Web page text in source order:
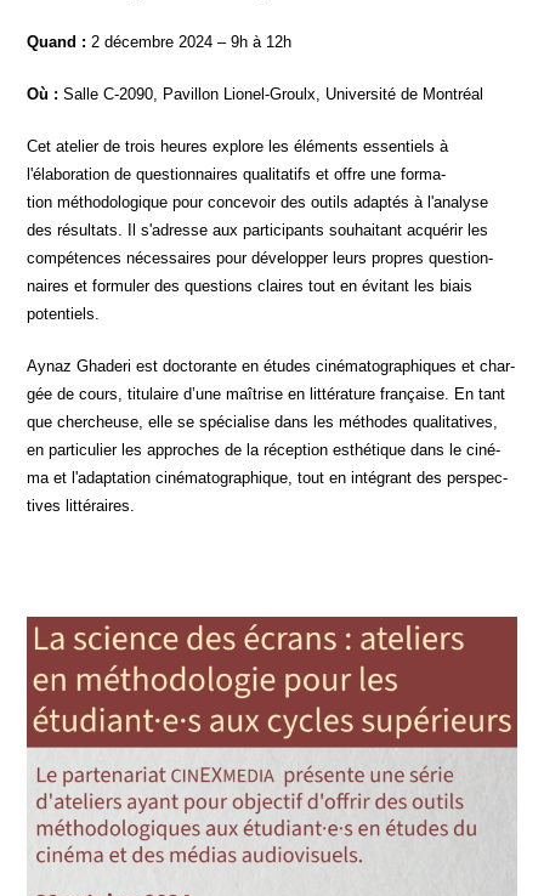
Quand :2 décembre 2024 – 9h à 12h
Où : Salle C-2090, Pavillon Lio­nel-Groulx, Uni­ver­si­té de Montréal
Cet ate­lier de trois heures explore les élé­ments essen­tiels à
l'élaboration de ques­tion­naires qua­li­ta­tifs et offre une for­ma­
tion métho­do­lo­gique pour conce­voir des outils adap­tés à l'analyse
des résul­tats. Il s'adresse aux par­ti­ci­pants sou­hai­tant acqué­rir les
com­pé­tences néces­saires pour déve­lop­per leurs propres ques­tion­
naires et for­mu­ler des ques­tions claires tout en évi­tant les biais
potentiels.
Aynaz Gha­de­ri est doc­to­rante en études ciné­ma­to­gra­phiques et char­
gée de cours, titu­laire d’une maî­trise en lit­té­ra­ture fran­çaise. En tant
que cher­cheuse, elle se spé­cia­lise dans les méthodes qua­li­ta­tives,
en par­ti­cu­lier les approches de la récep­tion esthé­tique dans le ciné­
ma et l'adaptation ciné­ma­to­gra­phique, tout en inté­grant des pers­pec­
tives littéraires.